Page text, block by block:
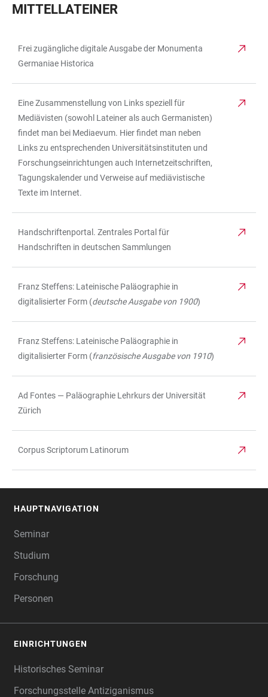
MITTELLATEINER
TABELLE
Frei zugängliche digitale Ausgabe der Monumenta
Germaniae Historica
Eine Zusammenstellung von Links speziell für
Mediävisten (sowohl Lateiner als auch Germanisten)
findet man bei Mediaevum. Hier findet man neben
Links zu entsprechenden Universitätsinstituten und
Forschungseinrichtungen auch Internetzeitschriften,
Tagungskalender und Verweise auf mediävistische
Texte im Internet.
Handschriftenportal. Zentrales Portal für
Handschriften in deutschen Sammlungen
Franz Steffens: Lateinische Paläographie in
digitalisierter Form (deutsche Ausgabe von 1900)
Franz Steffens: Lateinische Paläographie in
digitalisierter Form (französische Ausgabe von 1910)
Ad Fontes — Paläographie Lehrkurs der Universität
Zürich
Corpus Scriptorum Latinorum
HAUPTNAVIGATION
Seminar
Studium
Forschung
Personen
EINRICHTUNGEN
Historisches Seminar
Forschungsstelle Antiziganismus